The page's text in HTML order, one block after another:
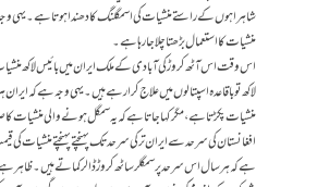
شاہراہوں کے راستے منشیات کی اسمگلنگ کا دھندا ہوتا ہے۔ یہی
منشیات کا استعمال بڑھتا چلا جا رہا ہے۔
اس وقت اس آٹھ کروڑ کی آبادی کے ملک ایران میں بائیس لاکھ
افغانستان کی سرحد سے ایران ترکی سرحد تک پہنچتے پہنچتے منشیات کی
ہے کہ ہر سال اس سرحد پر سمگلر ساٹھ کروڑ ڈالر کماتے ہیں۔ ظاہر ہے